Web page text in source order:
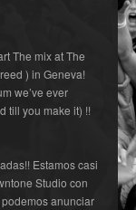
The mix at The
) in Geneva!
we’ve ever
till you make it) !!
Estamos casi
Studio con
anunciar